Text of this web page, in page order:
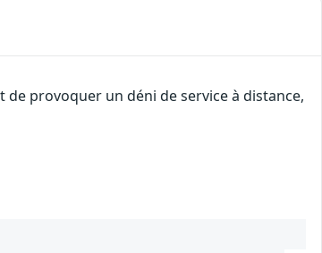
provoquer un déni de service à distance,